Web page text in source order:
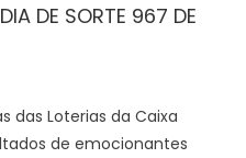
DE SORTE 967 DE
das Loterias da Caixa
de emocionantes